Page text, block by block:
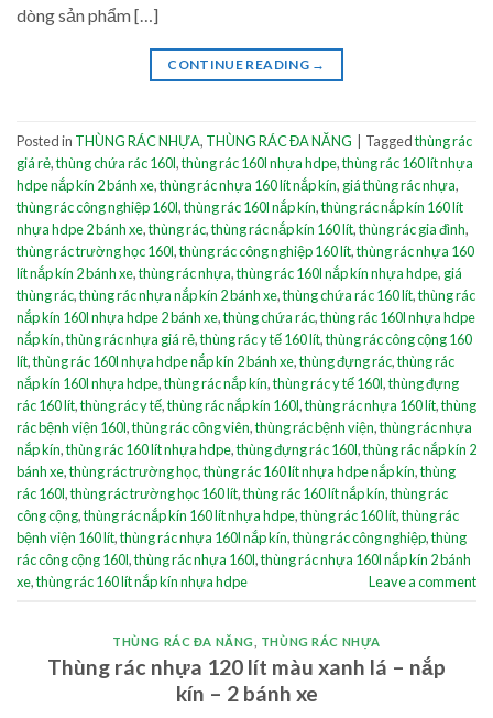
dòng sản phẩm […]
CONTINUE READING →
Posted in THÙNG RÁC NHỰA, THÙNG RÁC ĐA NĂNG Taggedthùng rác
giá rẻ,thùng chứa rác 160l,thùng rác 160l nhựa hdpe,thùng rác 160 lít nhựa
hdpe nắp kín 2 bánh xe,thùng rác nhựa 160 lít nắp kín, giá thùng rác nhựa,
thùng rác công nghiệp 160l,thùng rác 160l nắp kín,thùng rác nắp kín 160 lít
nhựa hdpe 2 bánh xe,thùng rác,thùng rác nắp kín 160 lít,thùng rác gia đình,
thùng rác trường học 160l,thùng rác công nghiệp 160 lít,thùng rác nhựa 160
lít nắp kín 2 bánh xe,thùng rác nhựa,thùng rác 160l nắp kín nhựa hdpe, giá
thùng rác,thùng rác nhựa nắp kín 2 bánh xe,thùng chứa rác 160 lít,thùng rác
nắp kín 160l nhựa hdpe 2 bánh xe,thùng chứa rác,thùng rác 160l nhựa hdpe
nắp kín,thùng rác nhựa giá rẻ,thùng rác y tế 160 lít,thùng rác công cộng 160
lít,thùng rác 160l nhựa hdpe nắp kín 2 bánh xe,thùng đựng rác,thùng rác
nắp kín 160l nhựa hdpe,thùng rác nắp kín,thùng rác y tế 160l,thùng đựng
rác 160 lít,thùng rác y tế,thùng rác nắp kín 160l,thùng rác nhựa 160 lít,thùng
rác bệnh viện 160l,thùng rác công viên,thùng rác bệnh viện,thùng rác nhựa
nắp kín,thùng rác 160 lít nhựa hdpe,thùng đựng rác 160l,thùng rác nắp kín 2
bánh xe,thùng rác trường học,thùng rác 160 lít nhựa hdpe nắp kín,thùng
rác 160l,thùng rác trường học 160 lít,thùng rác 160 lít nắp kín,thùng rác
công cộng,thùng rác nắp kín 160 lít nhựa hdpe,thùng rác 160 lít,thùng rác
bệnh viện 160 lít,thùng rác nhựa 160l nắp kín,thùng rác công nghiệp,thùng
rác công cộng 160l,thùng rác nhựa 160l,thùng rác nhựa 160l nắp kín 2 bánh
xe,thùng rác 160 lít nắp kín nhựa hdpe Leave a comment
THÙNG RÁC ĐA NĂNG THÙNG RÁC NHỰA
Thùng rác nhựa 120 lít màu xanh lá – nắp
kín – 2 bánh xe